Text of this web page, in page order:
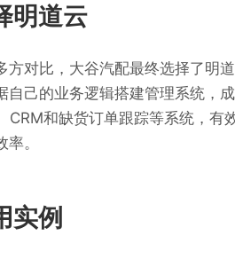
明道云
方对比，大谷汽配最终选择了明
自己的业务逻辑搭建管理系统，
CRM和缺货订单跟踪等系统，有
率。
实例